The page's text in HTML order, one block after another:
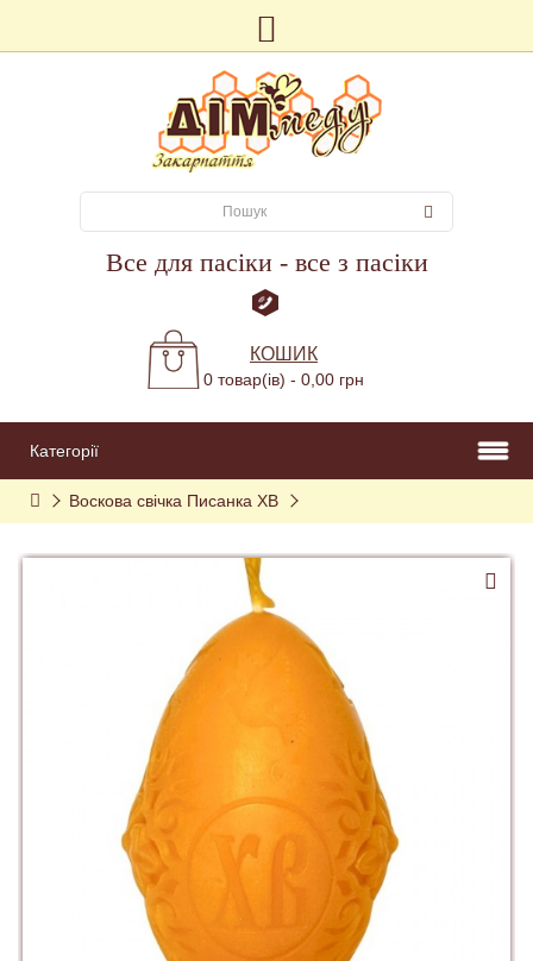
Все для пасіки - все з пасіки
КОШИК
0 товар(ів) - 0,00 грн
Категорії
Воскова свічка Писанка ХВ